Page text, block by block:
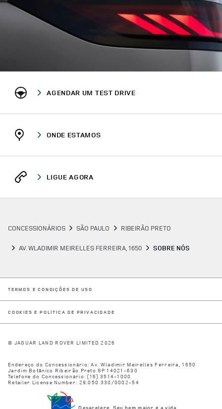
AGENDAR UM TEST DRIVE
ONDE ESTAMOS
LIGUE AGORA
CONCESSIONÁRIOS SÃO PAULO RIBEIRÃO PRETO
AV. WLADIMIR MEIRELLES FERREIRA, 1650 SOBRE NÓS
TERMOS E CONDIÇÕES DE USO
COOKIES E POLÍTICA DE PRIVACIDADE
© JAGUAR LAND ROVER LIMITED 2026
Endereço do Concessionário:Av. Wladimir Meirelles Ferreira, 1650
Jardim Botânico Ribeirão Preto SP 14021-630
Telefone do Concessionário:(16) 3514-1000
Retailer License Number: 29.050.330/0002-54
Desacelere. Seu bem maior é a vida.